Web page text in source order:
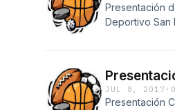
Presentación
Deportivo San
JUL 8, 2017 ·
Presentación